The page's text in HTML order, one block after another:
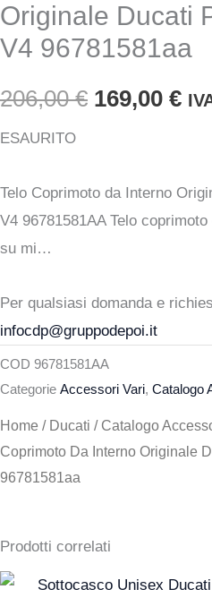
Originale Ducati
V4 96781581aa
206,00€ Il
originale
era:
169,00 €Il
è:
ESAURITO
Telo Coprimoto da Interno
V4 96781581AA Telo
su mi…
Per qualsiasi domanda e
infocdp@gruppodepoi.it
COD 96781581AA
Categorie Accessori Vari, Catalogo
Home / Ducati / Catalogo
Coprimoto Da Interno Originale
96781581aa
Prodotti correlati
Il